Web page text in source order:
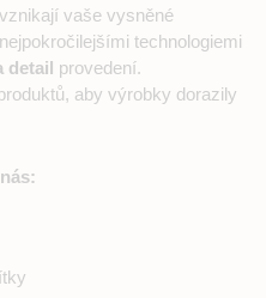
vaše vysněné
technologiemi
detail provedení.
aby výrobky dorazily